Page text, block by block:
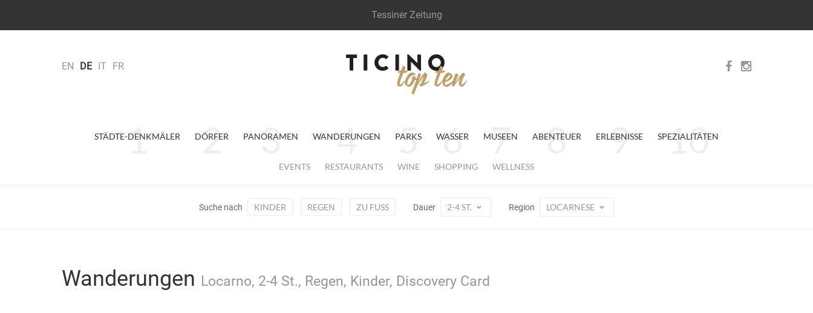
Tessiner Zeitung
EN DE IT FR
STÄDTE-DENKMÄLER DÖRFER PANORAMEN WANDERUNGEN PARKS WASSER MUSEEN ABENTEUER ERLEBNISSE SPEZIALITÄTEN
EVENTS RESTAURANTS WINE SHOPPING WELLNESS
Suche nach KINDER REGEN ZU FUSS Dauer 2-4 ST. Region LOCARNESE
Wanderungen Locarno, 2-4 St., Regen, Kinder, Discovery Card